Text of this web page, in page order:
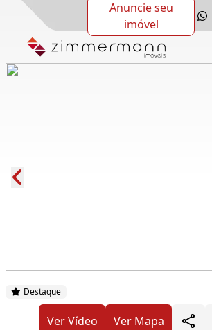
Anuncie seu
imóvel
Destaque
Ver Vídeo
Ver Mapa